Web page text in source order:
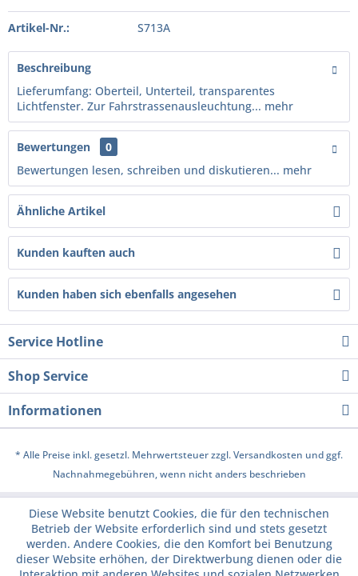
Artikel-Nr.: S713A
Beschreibung
Lieferumfang: Oberteil, Unterteil, transparentes
Lichtfenster. Zur Fahrstrassenausleuchtung... mehr
Bewertungen
0
Bewertungen lesen, schreiben und diskutieren... mehr
Ähnliche Artikel
Kunden kauften auch
Kunden haben sich ebenfalls angesehen
Service Hotline
Shop Service
Informationen
* Alle Preise inkl. gesetzl. Mehrwertsteuer zzgl.Versandkosten und ggf.
Nachnahmegebühren, wenn nicht anders beschrieben
Diese Website benutzt Cookies, die für den technischen
Betrieb der Website erforderlich sind und stets gesetzt
werden. Andere Cookies, die den Komfort bei Benutzung
dieser Website erhöhen, der Direktwerbung dienen oder die